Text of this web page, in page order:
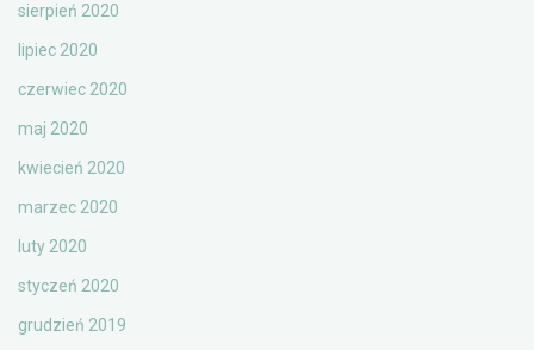
sierpień 2020
lipiec 2020
czerwiec 2020
maj 2020
kwiecień 2020
marzec 2020
luty 2020
styczeń 2020
grudzień 2019